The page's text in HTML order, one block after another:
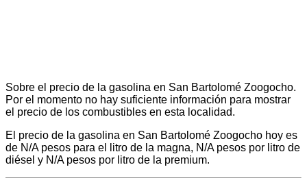
Sobre el precio de la gasolina en San Bartolomé Zoogocho.
Por el momento no hay suficiente información para mostrar
el precio de los combustibles en esta localidad.
El precio de la gasolina en San Bartolomé Zoogocho hoy es
de N/A pesos para el litro de la magna, N/A pesos por litro de
diésel y N/A pesos por litro de la premium.